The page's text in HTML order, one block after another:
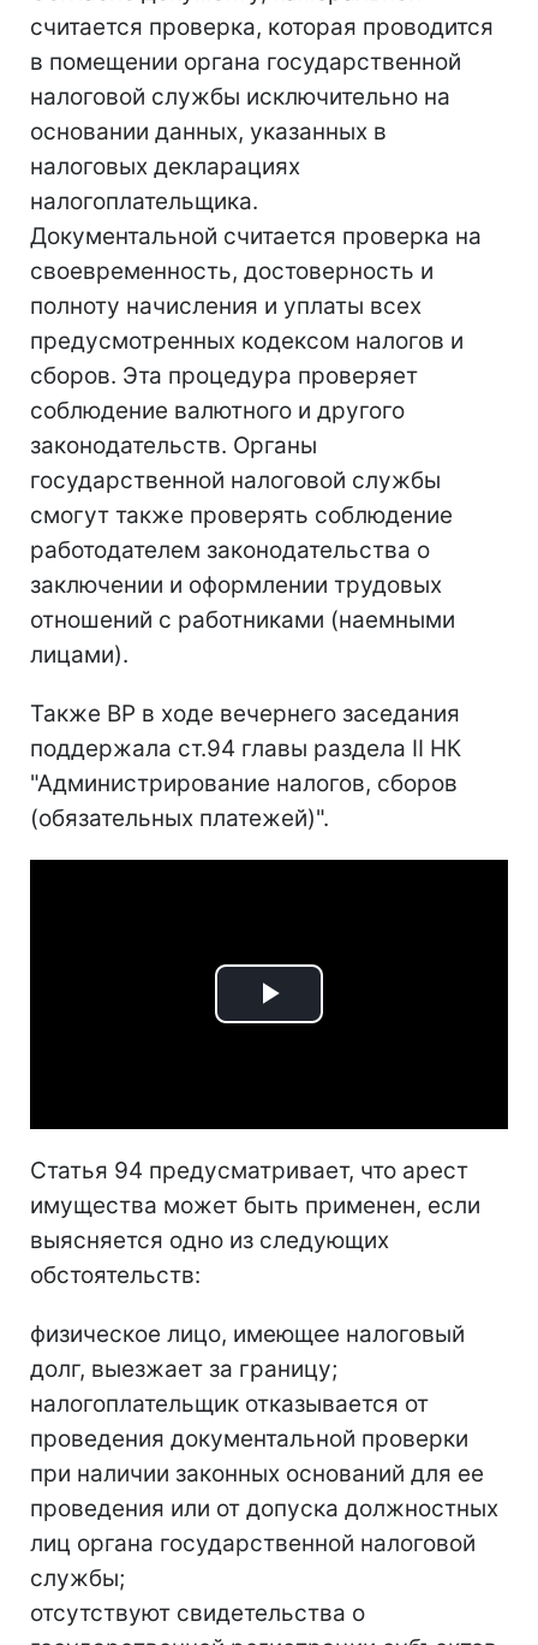
считается проверка, которая проводится
в помещении органа государственной
налоговой службы исключительно на
основании данных, указанных в
налоговых декларациях
налогоплательщика.
Документальной считается проверка на
своевременность, достоверность и
полноту начисления и уплаты всех
предусмотренных кодексом налогов и
сборов. Эта процедура проверяет
соблюдение валютного и другого
законодательств. Органы
государственной налоговой службы
смогут также проверять соблюдение
работодателем законодательства о
заключении и оформлении трудовых
отношений с работниками (наемными
лицами).
Также ВР в ходе вечернего заседания
поддержала ст.94 главы раздела II НК
"Администрирование налогов, сборов
(обязательных платежей)".
Play
Статья 94 предусматривает, что арест
имущества может быть применен, если
выясняется одно из следующих
обстоятельств:
физическое лицо, имеющее налоговый
долг, выезжает за границу;
налогоплательщик отказывается от
проведения документальной проверки
при наличии законных оснований для ее
проведения или от допуска должностных
лиц органа государственной налоговой
службы;
отсутствуют свидетельства о